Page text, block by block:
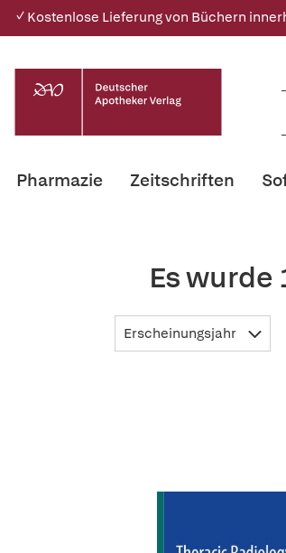
✓ Kostenlose Lieferung von Büchern
Pharmazie Zeitschriften
Es
Erscheinungsjahr